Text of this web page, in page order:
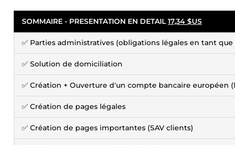
SOMMAIRE - PRESENTATION EN DETAIL17,34 $US
✅ Parties administratives (obligations légales en tant
✅ Solution de domiciliation
✅ Création + Ouverture d'un compte bancaire européen
✅ Création de pages légales
✅ Création de pages importantes (SAV clients)